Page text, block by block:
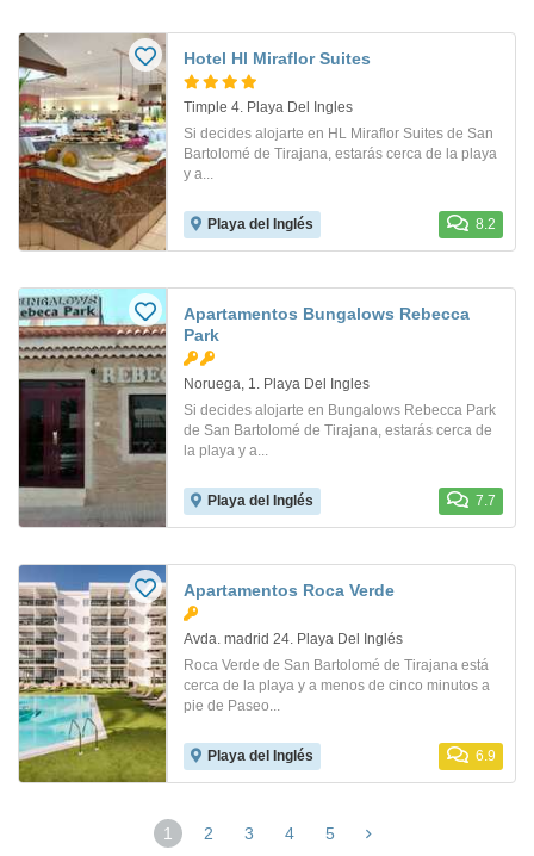
Hotel Hl Miraflor Suites
Timple 4. Playa Del Ingles
Si decides alojarte en HL Miraflor Suites de San
Bartolomé de Tirajana, estarás cerca de la playa
y a...
Playa del Inglés 8.2
Apartamentos Bungalows Rebecca
Park
Noruega, 1. Playa Del Ingles
Si decides alojarte en Bungalows Rebecca Park
de San Bartolomé de Tirajana, estarás cerca de
la playa y a...
Playa del Inglés 7.7
Apartamentos Roca Verde
Avda. madrid 24. Playa Del Inglés
Roca Verde de San Bartolomé de Tirajana está
cerca de la playa y a menos de cinco minutos a
pie de Paseo...
Playa del Inglés 6.9
1 2 3 4 5